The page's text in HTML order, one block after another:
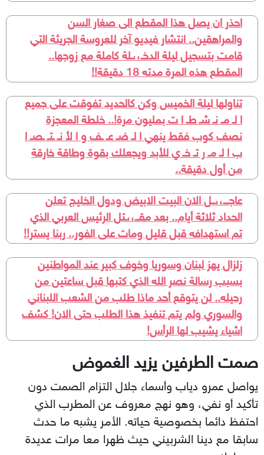
احذر ان يصل هذا المقطع الى صغار السن
والمراهقين.. انتشار فيديو آخر للعروسة الجريئة التي
قامت بتسجيل ليلة الدخـ،،ـلة كاملة مع زوجها..
المقطع هذه المرة مدته 18 دقيقة!!
تناولها ليلة الخميس وكن كالحديد تفوقت على جميع
ا لـ مـ نـ شـ طـ ا ت بمليون مرة!.. خلطة المعجزة
نصف كوب فقط ينهي ا لـ ضـ عـ ـف و ا لأ نـ ـتـ ـصـ ا
ب ا لـ مـ ر تـ خـ ي للأبد ويجعلك بقوة وطاقة خارقة
من أول دقيقة..
عاجـــ،،ــل الان البيت الابيض ودول الخليج تعلن
الحداد ثلاثة أيام.. بعد مقــ،،ـتل الرئيس العربي الذي
تم استهدافه قبل قليل ومات على الفور.. ربنا يستر!!
زلزال يهز لبنان وسوريا وخوف كبير عند المواطنين
بسبب رسالة نصر الله الذي كتبها قبل ساعتين من
رحيله.. لن يتوقع أحد ماذا طلب من الشعب اللبناني
والسوري ولم يتم تنفيذ هذا الطلب حتى الان! كشف
اشياء يشيب لها الرأس!
صمت الطرفين يزيد الغموض
يواصل عمرو دياب وأسماء جلال التزام الصمت دون
تأكيد أو نفي، وهو نهج معروف عن المطرب الذي
احتفظ دائما بخصوصية حياته. الأمر يشبه ما حدث
سابقا مع دينا الشربيني حيث ظهرا معا مرات عديدة